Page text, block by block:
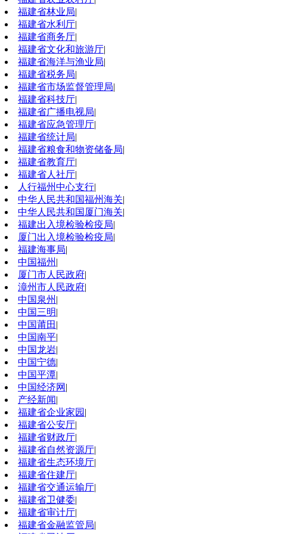
福建省林业局|
福建省水利厅|
福建省商务厅|
福建省文化和旅游厅|
福建省海洋与渔业局|
福建省税务局|
福建省市场监督管理局|
福建省科技厅|
福建省广播电视局|
福建省应急管理厅|
福建省统计局|
福建省粮食和物资储备局|
福建省教育厅|
福建省人社厅|
人行福州中心支行|
中华人民共和国福州海关|
中华人民共和国厦门海关|
福建出入境检验检疫局|
厦门出入境检验检疫局|
福建海事局|
中国福州 |
厦门市人民政府|
漳州市人民政府|
中国泉州 |
中国三明|
中国莆田 |
中国南平|
中国龙岩|
中国宁德|
中国平潭|
中国经济网 |
产经新闻|
福建省企业家园 |
福建省公安厅|
福建省财政厅|
福建省自然资源厅|
福建省生态环境厅|
福建省住建厅|
福建省交通运输厅|
福建省卫健委|
福建省审计厅|
福建省金融监管局|